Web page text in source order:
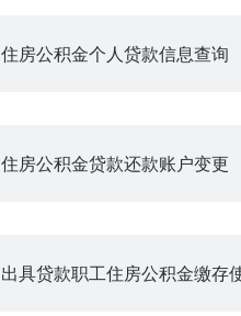
住房公积金个人贷款信息查询
住房公积金贷款还款账户变更
出具贷款职工住房公积金缴存